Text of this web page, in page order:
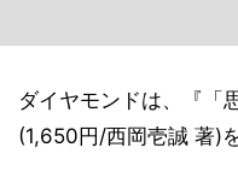
ダイヤモンドは、『「
(1,650円/西岡壱誠 著)